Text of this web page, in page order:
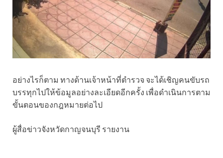
อย่างไรก็ตาม ทางด้านเจ้าหน้าที่ตำรวจ จะได้เชิญคนขับรถ
บรรทุกไปให้ข้อมูลอย่างละเอียดอีกครั้ง เพื่อดำเนินการตาม
ขั้นตอนของกฎหมายต่อไป
ผู้สื่อข่าวจังหวัดกาญจนบุรี รายงาน